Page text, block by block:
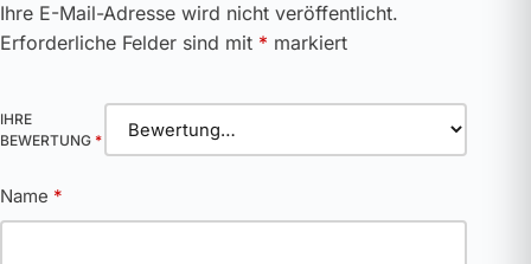
Ihre E-Mail-Adresse wird nicht veröffentlicht.
Erforderliche Felder sind mit * markiert
IHRE
BEWERTUNG *
Name *